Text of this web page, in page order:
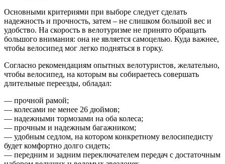
Основными критериями при выборе следует сделать
надежность и прочность, затем – не слишком большой вес и
удобство. На скорость в велотуризме не принято обращать
большого внимания: она не является самоцелью. Куда важнее,
чтобы велосипед мог легко подняться в горку.
Согласно рекомендациям опытных велотуристов, желательно,
чтобы велосипед, на которым вы собираетесь совершать
длительные переезды, обладал:
— прочной рамой;
— колесами не менее 26 дюймов;
— надежными тормозами на оба колеса;
— прочным и надежным багажником;
— удобным седлом, на котором конкретному велосипедисту
будет комфортно долго сидеть;
— передним и задним переключателем передач с достаточным